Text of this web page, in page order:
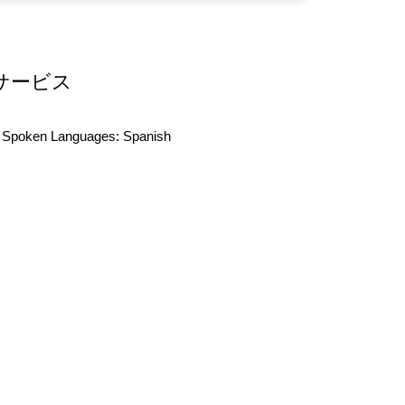
ービス
Spoken Languages: Spanish